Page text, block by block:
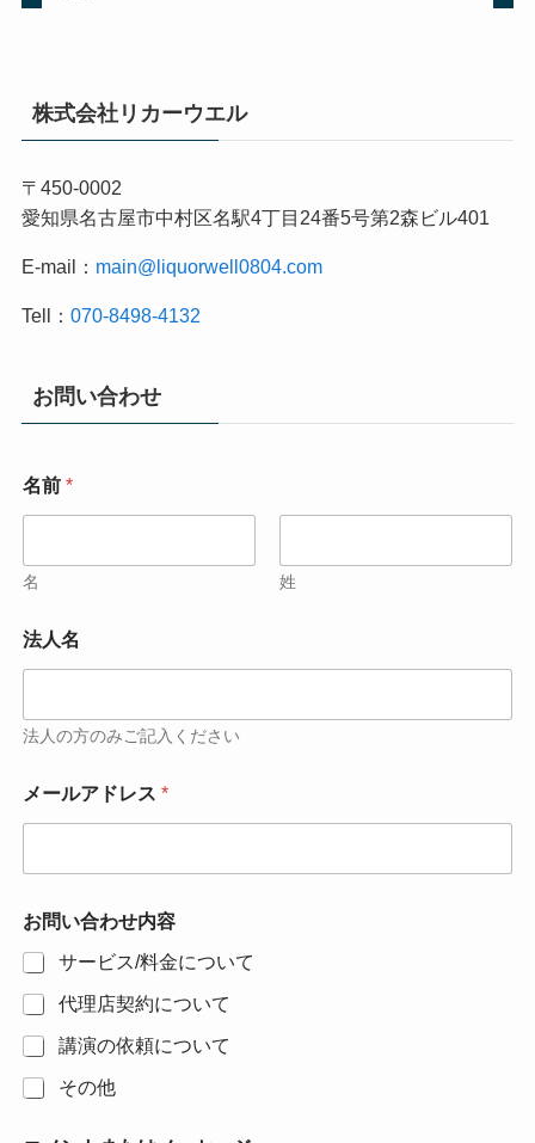
株式会社リカーウエル
〒450-0002
愛知県名古屋市中村区名駅4丁目24番5号第2森ビル401
E-mail： main@liquorwell0804.com
Tell： 070-8498-4132
お問い合わせ
名前 *
名 姓
法人名
法人の方のみご記入ください
メールアドレス *
お問い合わせ内容
サービス/料金について
代理店契約について
講演の依頼について
その他